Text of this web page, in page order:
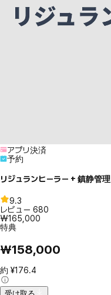
アプリ決済
予約
リジュランヒーラー + 鎮静管理
9.3
レビュー 680
₩165,000
特典
₩158,000
約 ¥176.4